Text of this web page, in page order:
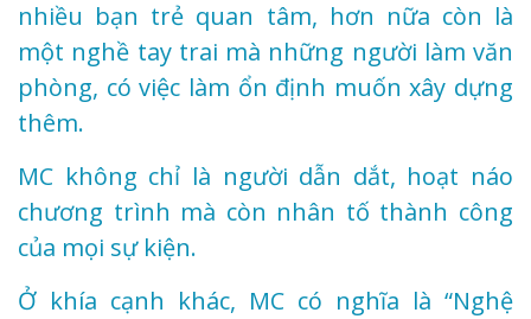
nhiều bạn trẻ quan tâm, hơn nữa còn là
một nghề tay trai mà những người làm văn
phòng, có việc làm ổn định muốn xây dựng
thêm.
MC không chỉ là người dẫn dắt, hoạt náo
chương trình mà còn nhân tố thành công
của mọi sự kiện.
Ở khía cạnh khác, MC có nghĩa là “Nghệ